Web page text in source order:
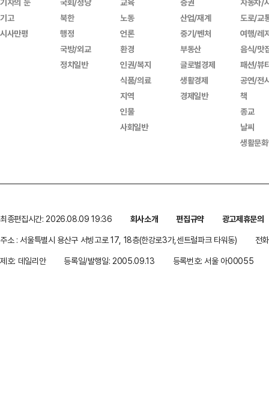
기고
시사만평
북한
행정
국방/외교
정치일반
노동
언론
환경
인권/복지
식품/의료
지역
인물
사회일반
산업/재계
중기/벤처
부동산
글로벌경제
생활경제
경제일반
도로/교
여행/레
음식/맛
패션/뷰
공연/전
책
종교
날씨
생활문
최종편집시간: 2026.08.09 19:36 회사소개 편집규약
광고제휴문의
주소 : 서울특별시 용산구 서빙고로 17, 18층(한강로3가,센트럴파크 타워동)
전
제호: 데일리안
등록일/발행일: 2005.09.13 등록번호: 서울 아00055